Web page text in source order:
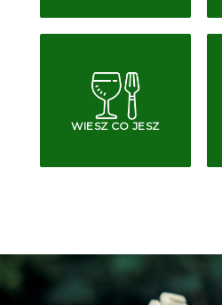
WIESZ CO JESZ